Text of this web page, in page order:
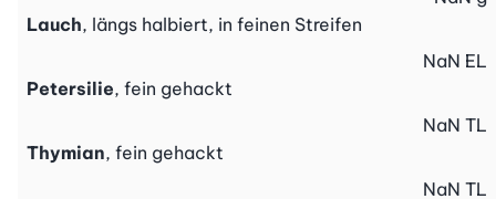
Lauch, längs halbiert, in feinen Streifen
Petersilie, fein gehackt
NaN EL
Thymian, fein gehackt
NaN TL
NaN TL